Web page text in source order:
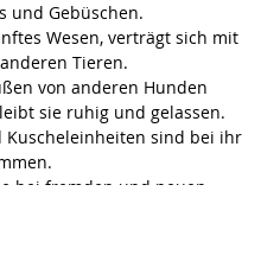
und Gebüschen.
Wesen, verträgt sich mit
Tieren.
von anderen Hunden
sie ruhig und gelassen.
Kuscheleinheiten sind bei ihr
bei fremden und neuen